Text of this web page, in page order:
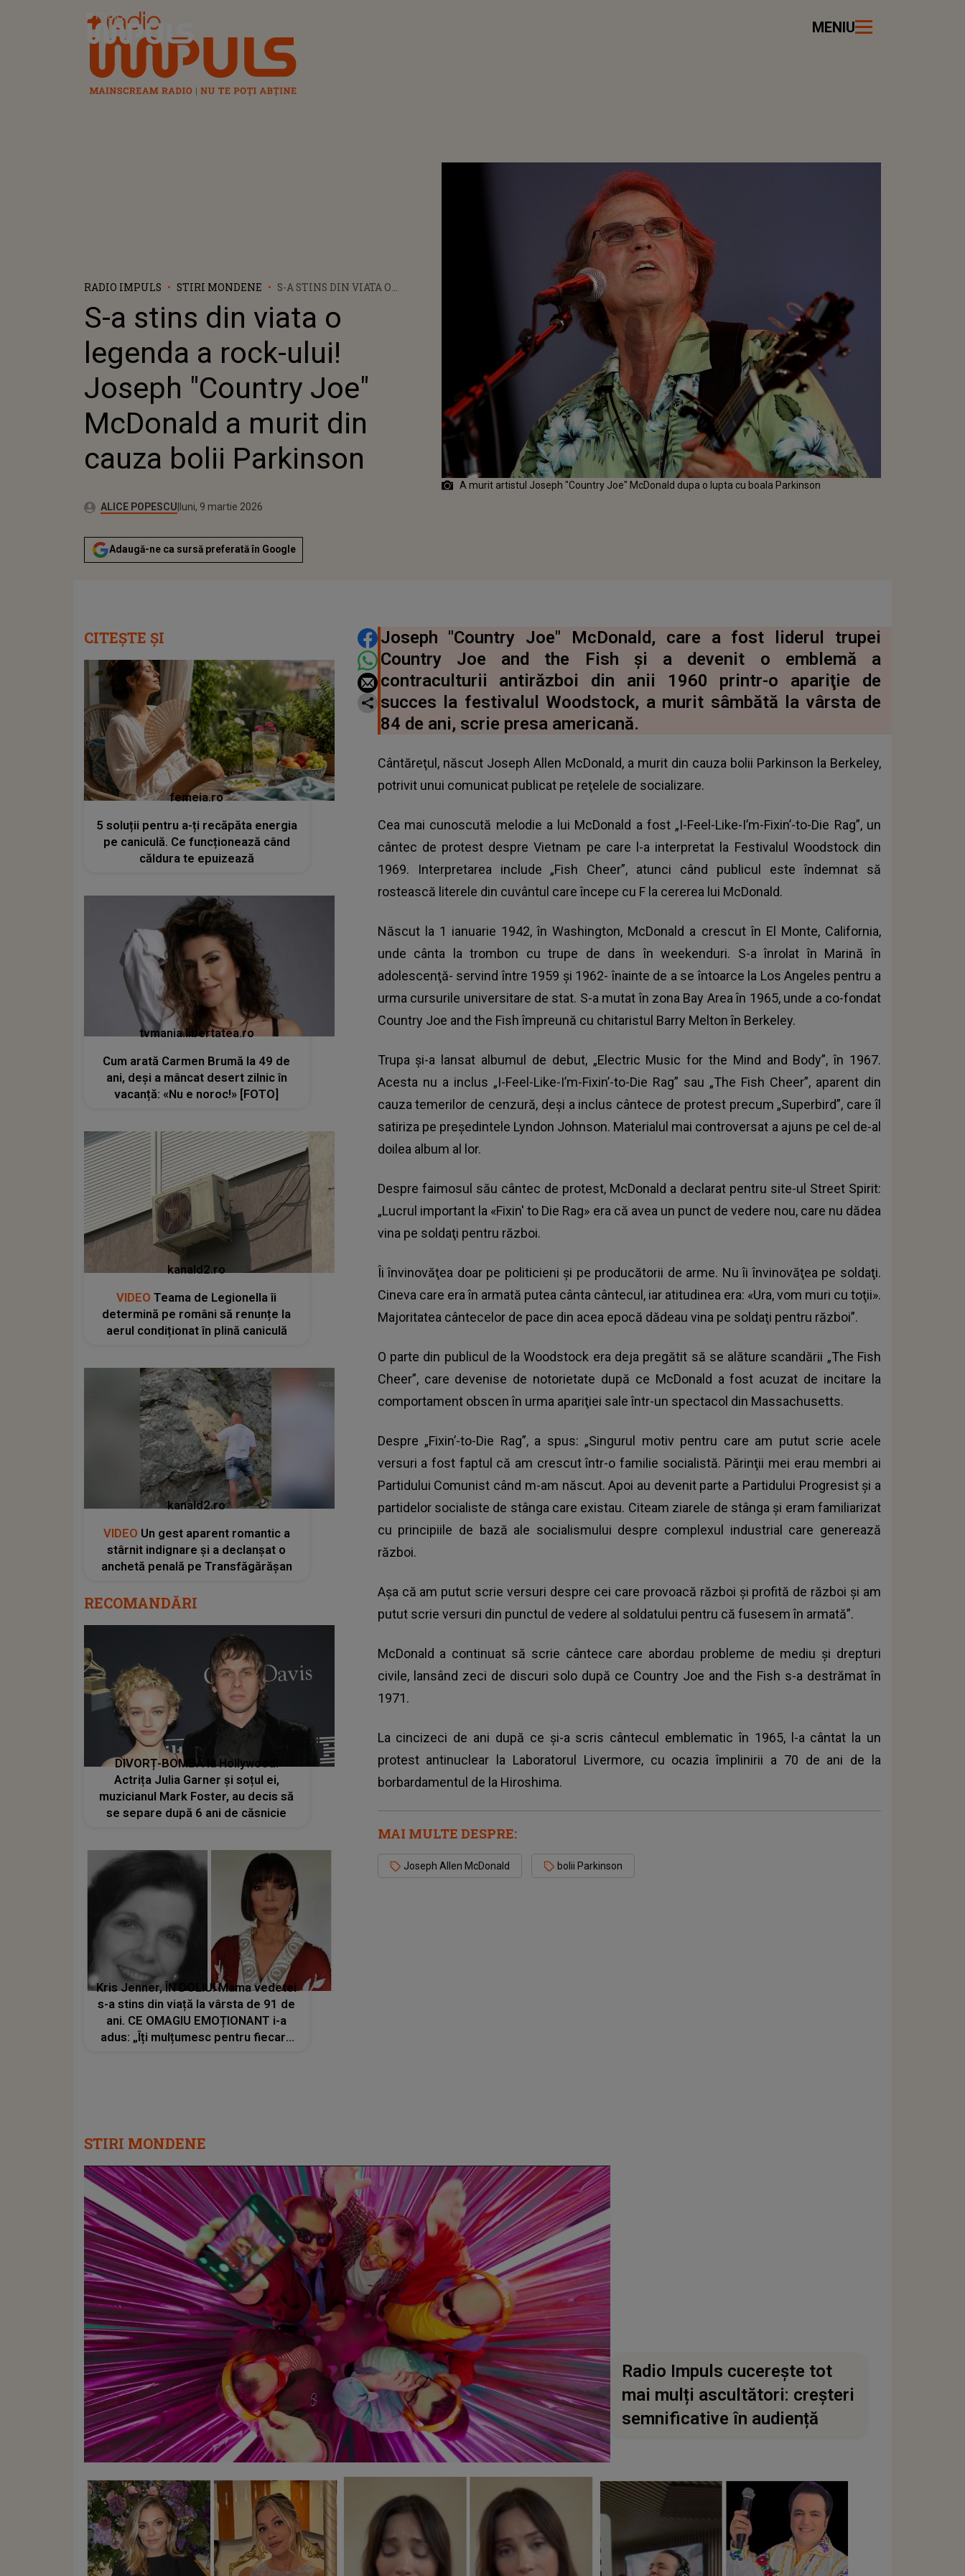
Radio Impuls MENIU
RADIO IMPULS STIRI MONDENE
S-A STINS DIN VIATA O
JOSEPH "COUNTRY JOE"
MCDONALD A MURIT DIN
CAUZA BOLII PARKINSON
S-a stins din viata o
legenda a rock-ului!
Joseph "Country Joe"
McDonald a murit din
cauza bolii Parkinson
Autor:ALICE POPESCUPublicat:
luni, 9 martie 2026
Actualizat:
luni, 9 martie 2026
Adaugă-ne ca sursă preferată în Google
A murit artistul Joseph "Country Joe" McDonald dupa o lupta cu boala Parkinson
DISTRIBUIE ARTICOLUL
Joseph "Country Joe" McDonald, care a fost liderul trupei
Country Joe and the Fish şi a devenit o emblemă a
contraculturii antirăzboi din anii 1960 printr-o apariţie de
succes la festivalul Woodstock, a murit sâmbătă la vârsta de
84 de ani, scrie presa americană.
Cântăreţul, născut Joseph Allen McDonald, a murit din cauza bolii Parkinson la Berkeley,
potrivit unui comunicat publicat pe reţelele de socializare.
Cea mai cunoscută melodie a lui McDonald a fost „I-Feel-Like-I’m-Fixin’-to-Die Rag”, un
cântec de protest despre Vietnam pe care l-a interpretat la Festivalul Woodstock din
1969. Interpretarea include „Fish Cheer”, atunci când publicul este îndemnat să
rostească literele din cuvântul care începe cu F la cererea lui McDonald.
Născut la 1 ianuarie 1942, în Washington, McDonald a crescut în El Monte, California,
unde cânta la trombon cu trupe de dans în weekenduri. S-a înrolat în Marină în
adolescenţă- servind între 1959 şi 1962- înainte de a se întoarce la Los Angeles pentru a
urma cursurile universitare de stat. S-a mutat în zona Bay Area în 1965, unde a co-fondat
Country Joe and the Fish împreună cu chitaristul Barry Melton în Berkeley.
Trupa şi-a lansat albumul de debut, „Electric Music for the Mind and Body”, în 1967.
Acesta nu a inclus „I-Feel-Like-I’m-Fixin’-to-Die Rag” sau „The Fish Cheer”, aparent din
cauza temerilor de cenzură, deşi a inclus cântece de protest precum „Superbird”, care îl
satiriza pe preşedintele Lyndon Johnson. Materialul mai controversat a ajuns pe cel de-al
doilea album al lor.
Despre faimosul său cântec de protest, McDonald a declarat pentru site-ul Street Spirit:
„Lucrul important la «Fixin' to Die Rag» era că avea un punct de vedere nou, care nu dădea
vina pe soldaţi pentru război.
Îi învinovăţea doar pe politicieni şi pe producătorii de arme. Nu îi învinovăţea pe soldaţi.
Cineva care era în armată putea cânta cântecul, iar atitudinea era: «Ura, vom muri cu toţii».
Majoritatea cântecelor de pace din acea epocă dădeau vina pe soldaţi pentru război”.
O parte din publicul de la Woodstock era deja pregătit să se alăture scandării „The Fish
Cheer”, care devenise de notorietate după ce McDonald a fost acuzat de incitare la
comportament obscen în urma apariţiei sale într-un spectacol din Massachusetts.
Despre „Fixin’-to-Die Rag”, a spus: „Singurul motiv pentru care am putut scrie acele
versuri a fost faptul că am crescut într-o familie socialistă. Părinţii mei erau membri ai
Partidului Comunist când m-am născut. Apoi au devenit parte a Partidului Progresist şi a
partidelor socialiste de stânga care existau. Citeam ziarele de stânga şi eram familiarizat
cu principiile de bază ale socialismului despre complexul industrial care generează
război.
Aşa că am putut scrie versuri despre cei care provoacă război şi profită de război şi am
putut scrie versuri din punctul de vedere al soldatului pentru că fusesem în armată”.
McDonald a continuat să scrie cântece care abordau probleme de mediu şi drepturi
civile, lansând zeci de discuri solo după ce Country Joe and the Fish s-a destrămat în
1971.
La cincizeci de ani după ce şi-a scris cântecul emblematic în 1965, l-a cântat ​​la un
protest antinuclear la Laboratorul Livermore, cu ocazia împlinirii a 70 de ani de la
borbardamentul de la Hiroshima.
MAI MULTE DESPRE:
Joseph Allen McDonald bolii Parkinson
CITEȘTE ȘI
femeia.ro
5 soluții pentru a-ți recăpăta energia
pe caniculă. Ce funcționează când
căldura te epuizează
tvmania.libertatea.ro
Cum arată Carmen Brumă la 49 de
ani, deși a mâncat desert zilnic în
vacanță: «Nu e noroc!» [FOTO]
kanald2.ro
VIDEO Teama de Legionella îi
determină pe români să renunțe la
aerul condiționat în plină caniculă
kanald2.ro
VIDEO Un gest aparent romantic a
stârnit indignare și a declanșat o
anchetă penală pe Transfăgărășan
RECOMANDĂRI
DIVORȚ-BOMBĂ la Hollywood!
Actrița Julia Garner și soțul ei,
muzicianul Mark Foster, au decis să
se separe după 6 ani de căsnicie
Kris Jenner, ÎN DOLIU! Mama vedetei
s-a stins din viață la vârsta de 91 de
ani. CE OMAGIU EMOȚIONANT i-a
adus: „Îți mulțumesc pentru fiecare
STIRI MONDENE
Radio Impuls cucerește tot
mai mulți ascultători: creșteri
semnificative în audiență